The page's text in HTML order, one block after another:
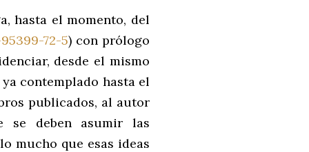
hasta el momento, del
72-5) con prólogo
desde el mismo
contemplado hasta el
publicados, al autor
se deben asumir las
mucho que esas ideas